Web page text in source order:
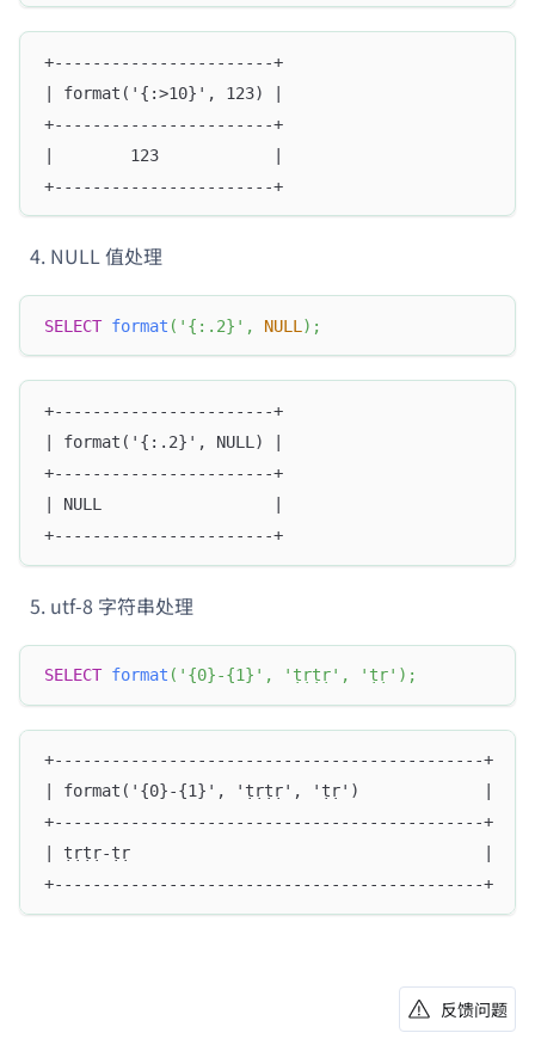
+-----------------------+
| format('{:>10}', 123) |
+-----------------------+
|        123            |
+-----------------------+
NULL 值处理
SELECT format ( '{:.2}' , NULL ) ;
+-----------------------+
| format('{:.2}', NULL) |
+-----------------------+
| NULL                  |
+-----------------------+
utf-8 字符串处理
SELECT format ( '{0}-{1}' , 'ṭṛṭṛ' , 'ṭṛ' ) ;
+---------------------------------------------+
| format('{0}-{1}', 'ṭṛṭṛ', 'ṭṛ')             |
+---------------------------------------------+
| ṭṛṭṛ-ṭṛ                                     |
+---------------------------------------------+
反馈问题